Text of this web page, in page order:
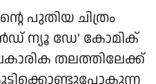
പുതിയ ചിത്രം
ന്യൂ ഡേ' കോമിക്
തലത്തിലേക്ക്